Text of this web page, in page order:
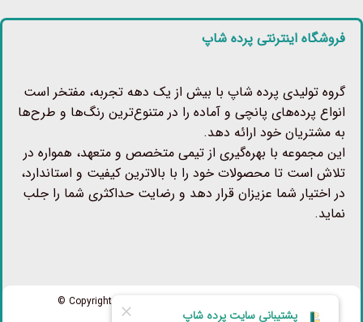
فروشگاه اینترنتی پرده شاپ
گروه تولیدی پرده شاپ با بیش از یک دهه تجربه، مفتخر است
انواع پرده‌های پانچی و آماده را در متنوع‌ترین رنگ‌ها و طرح‌ها
به مشتریان خود ارائه دهد.
این مجموعه با بهره‌گیری از تیمی متخصص و متعهد، همواره در
تلاش است تا محصولات خود را با بالاترین کیفیت و استاندارد،
در اختیار شما عزیزان قرار دهد و رضایت حداکثری شما را جلب
نماید.